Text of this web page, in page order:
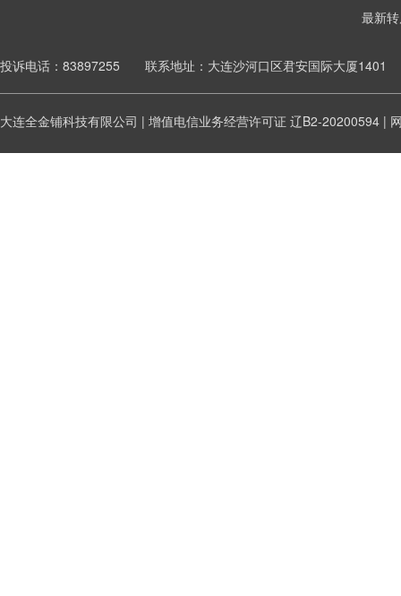
最新
投诉电话：83897255 联系地址：大连沙河口区君安国际大厦1401
大连全金铺科技有限公司 | 增值电信业务经营许可证 辽B2-20200594 |